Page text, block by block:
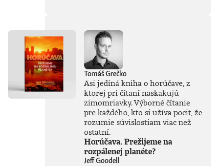
Tomáš Grečko
Asi jediná kniha o horúčave, z
ktorej pri čítaní naskakujú
zimomriavky. Výborné čítanie
pre každého, kto si užíva pocit, že
rozumie súvislostiam viac než
ostatní.
Horúčava. Prežijeme na
rozpálenej planéte?
Jeff Goodell